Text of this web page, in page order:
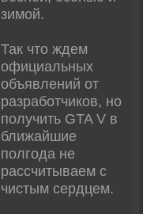
зимой.
Так что ждем
официальных
объявлений от
разработчиков, но
получить GTA V в
ближайшие
полгода не
рассчитываем с
чистым сердцем.